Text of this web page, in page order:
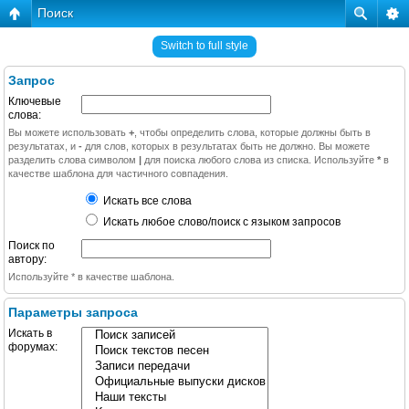
Поиск
Switch to full style
Запрос
Ключевые
слова:
Вы можете использовать + , чтобы определить слова, которые должны быть в
результатах, и - для слов, которых в результатах быть не должно. Вы можете
разделить слова символом | для поиска любого слова из списка. Используйте * в
качестве шаблона для частичного совпадения.
Искать все слова
Искать любое слово/поиск с языком запросов
Поиск по
автору:
Используйте * в качестве шаблона.
Параметры запроса
Искать в
форумах: